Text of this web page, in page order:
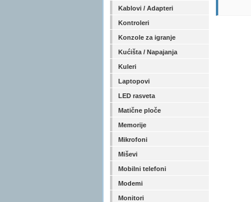
Kablovi / Adapteri
Kontroleri
Konzole za igranje
Kućišta / Napajanja
Kuleri
Laptopovi
LED rasveta
Matične ploče
Memorije
Mikrofoni
Miševi
Mobilni telefoni
Modemi
Monitori